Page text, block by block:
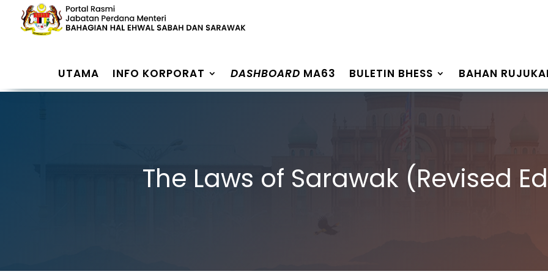
UTAMA INFO KORPORAT DASHBOARD MA63 BULETIN BHESS BAHAN
The Laws of Sarawak (Revised